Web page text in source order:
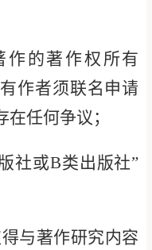
作的著作权所有
作者须联名申请
任何争议；
社或B类出版社”
与著作研究内容